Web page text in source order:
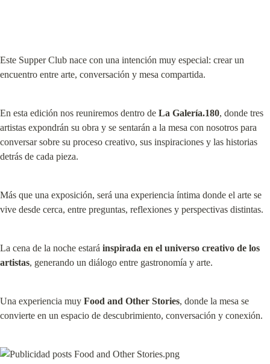
Este Supper Club nace con una intención muy especial: crear un
encuentro entre arte, conversación y mesa compartida.
En esta edición nos reuniremos dentro de La Galería.180, donde tres
artistas expondrán su obra y se sentarán a la mesa con nosotros para
conversar sobre su proceso creativo, sus inspiraciones y las historias
detrás de cada pieza.
Más que una exposición, será una experiencia íntima donde el arte se
vive desde cerca, entre preguntas, reflexiones y perspectivas distintas.
La cena de la noche estará inspirada en el universo creativo de los
artistas, generando un diálogo entre gastronomía y arte.
Una experiencia muy Food and Other Stories, donde la mesa se
convierte en un espacio de descubrimiento, conversación y conexión.